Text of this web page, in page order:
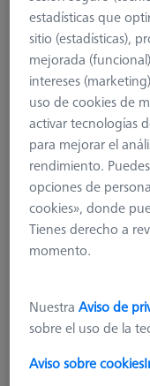
Product Type
Material
Application
Machine
6.275,00 €
más el IVA
estadísticas que
sitio (estadísticas),
mejorada
intereses
uso de cookies de
activar tecnologías
para mejorar el
rendimiento.
opciones de
cookies», donde
Tienes derecho a
momento.
NuestraAviso de
sobre el uso de la
Aviso sobre cookies